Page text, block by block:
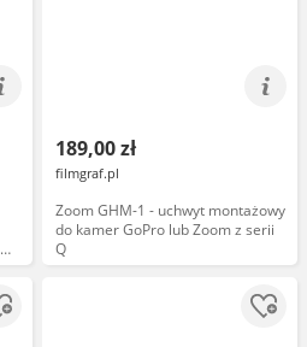
189,00 zł
filmgraf.pl
Zoom GHM-1 - uchwyt montażowy
do kamer GoPro lub Zoom z serii
Q